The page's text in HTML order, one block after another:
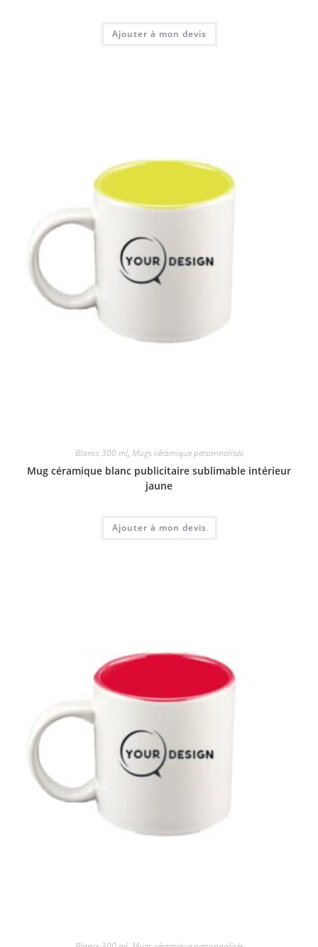
Ajouter à mon devis
Blancs 300 ml, Mugs céramique personnalisés
Mug céramique blanc publicitaire sublimable intérieur
jaune
Ajouter à mon devis